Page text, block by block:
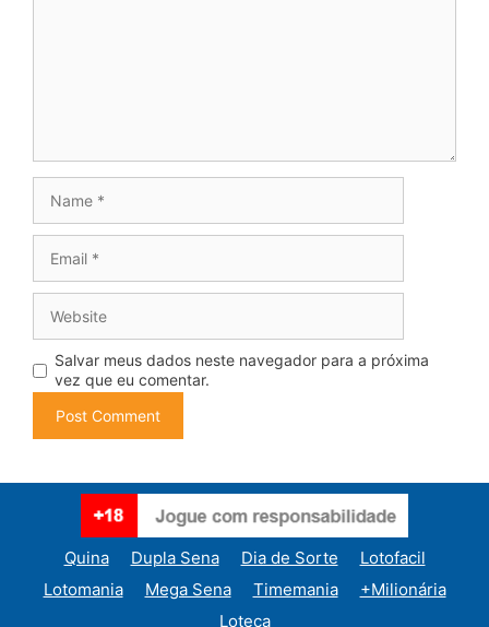
Salvar meus dados neste navegador para a próxima
vez que eu comentar.
Quina Dupla Sena Dia de Sorte
Lotofacil
Lotomania
Mega Sena Timemania
+Milionária
Loteca